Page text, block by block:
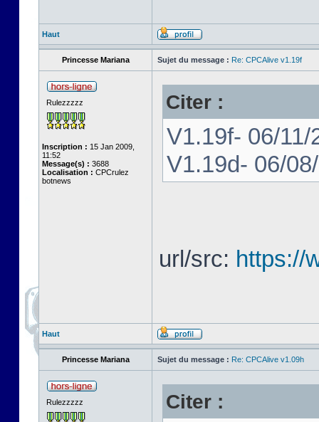
Haut
Princesse Mariana Sujet du message : Re: CPCAlive v1.19f
Rulezzzzz
Inscription : 15 Jan 2009,
11:52
Message(s) : 3688
Localisation : CPCrulez
botnews
Citer :
V1.19f- 06/
V1.19d- 06/
url/src: https://
Haut
Princesse Mariana Sujet du message : Re: CPCAlive v1.09h
Rulezzzzz Citer :